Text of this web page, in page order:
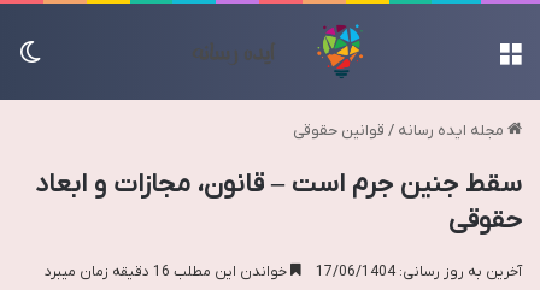
مجله ایده رسانه / قوانین حقوقی
سقط جنین جرم است – قانون، مجازات و ابعاد
حقوقی
آخرین به روز رسانی: 17/06/1404 خواندن این مطلب 16 دقیقه زمان میبرد